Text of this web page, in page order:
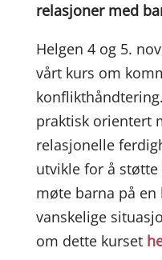
relasjoner med
Helgen 4 og 5.
vårt kurs om
praktisk orientert
relasjonelle
utvikle for å
møte barna på
vanskelige
om dette kurset